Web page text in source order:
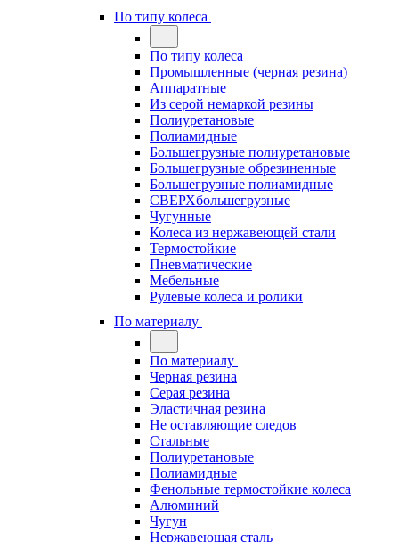
По типу колеса
По типу колеса
Промышленные (черная резина)
Аппаратные
Из серой немаркой резины
Полиуретановые
Полиамидные
Большегрузные полиуретановые
Большегрузные обрезиненные
Большегрузные полиамидные
СВЕРХбольшегрузные
Чугунные
Колеса из нержавеющей стали
Термостойкие
Пневматические
Мебельные
Рулевые колеса и ролики
По материалу
По материалу
Черная резина
Серая резина
Эластичная резина
Не оставляющие следов
Стальные
Полиуретановые
Полиамидные
Фенольные термостойкие колеса
Алюминий
Чугун
Нержавеющая сталь